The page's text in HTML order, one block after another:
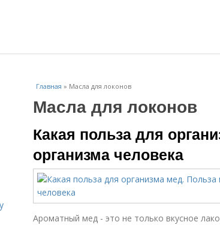
Главная » Масла для локонов
Масла для локонов
Какая польза для
организма человека
Ароматный мед - это не только вкусное